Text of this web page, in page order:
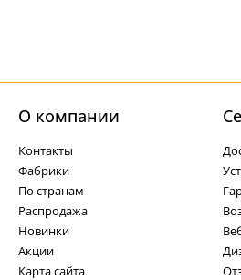
О компании
Контакты
Фабрики
По странам
Распродажа
Новинки
Акции
Карта сайта